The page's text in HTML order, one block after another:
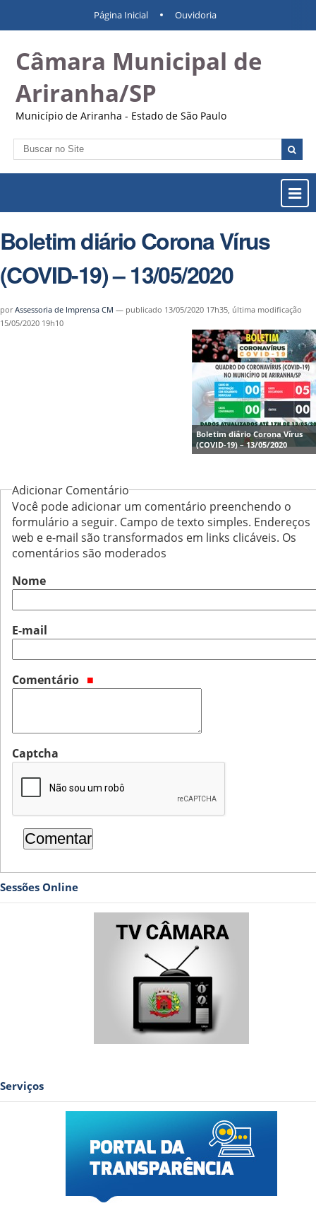
Página Inicial Ouvidoria
Câmara Municipal de
Ariranha/SP
Município de Ariranha - Estado de São Paulo
Busca
ou
Boletim diário Corona Vírus
(COVID-19) – 13/05/2020
porAssessoria de Imprensa CM — publicado 13/05/2020 17h35, última modificação
15/05/2020 19h10
Boletim diário Corona Vírus
(COVID-19) – 13/05/2020
Adicionar Comentário
Você pode adicionar um comentário preenchendo o
formulário a seguir. Campo de texto simples. Endereços
web e e-mail são transformados em links clicáveis. Os
comentários são moderados
Nome
E-mail
Comentário
Captcha
Sessões Online
Serviços